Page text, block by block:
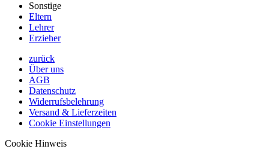
Sonstige
Eltern
Lehrer
Erzieher
zurück
Über uns
AGB
Datenschutz
Widerrufsbelehrung
Versand & Lieferzeiten
Cookie Einstellungen
Cookie Hinweis